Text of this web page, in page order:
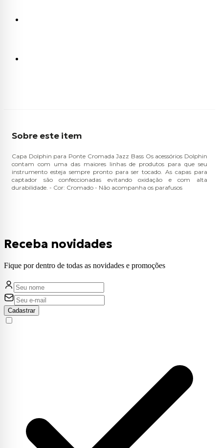
Sobre este item
Capa Dolphin para Ponte Cromada Jazz Bass Os acessórios Dolphin
contam com uma das maiores linhas de produtos para que seu
instrumento esteja sempre pronto para ser tocado. As capas para
captador são confeccionadas evitando oxidação e com alta
durabilidade. - Cor: Cromado - Não acompanha os parafusos
Receba novidades
Fique por dentro de todas as novidades e promoções
Cadastrar